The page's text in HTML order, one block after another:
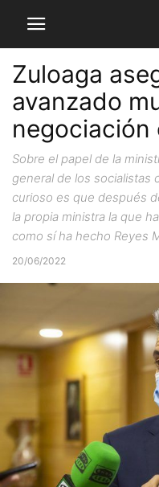
Zuloaga
avanzado
negociación
Sobre el papel de la
general de los socialistas
curioso es que después
la propia ministra la que
como sí ha hecho Reyes
20/06/2022